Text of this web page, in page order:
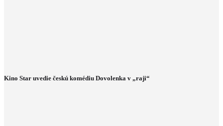
Kino Star uvedie českú komédiu Dovolenka v „raji“